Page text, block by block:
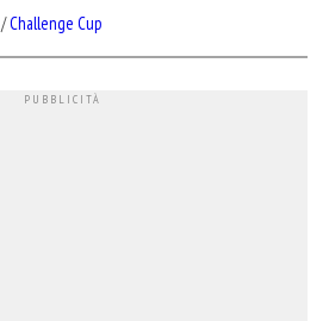
/Challenge Cup